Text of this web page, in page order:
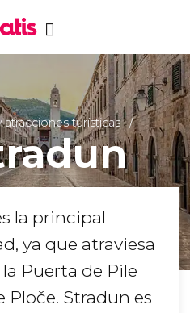
turísticas
la principal
ya que atraviesa
Puerta de Pile
Ploče. Stradun es